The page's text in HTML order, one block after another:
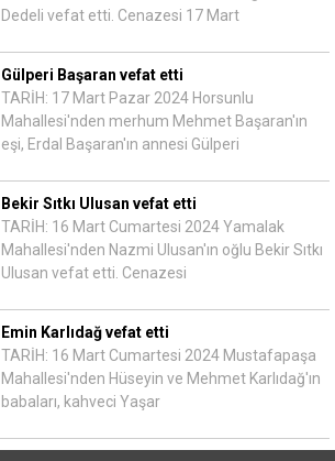
Dedeli vefat etti. Cenazesi 17 Mart
Gülperi Başaran vefat etti
TARİH: 17 Mart Pazar 2024 Horsunlu
Mahallesi'nden merhum Mehmet Başaran'ın
eşi, Erdal Başaran'ın annesi Gülperi
Bekir Sıtkı Ulusan vefat etti
TARİH: 16 Mart Cumartesi 2024 Yamalak
Mahallesi'nden Nazmi Ulusan'ın oğlu Bekir Sıtkı
Ulusan vefat etti. Cenazesi
Emin Karlıdağ vefat etti
TARİH: 16 Mart Cumartesi 2024 Mustafapaşa
Mahallesi'nden Hüseyin ve Mehmet Karlıdağ'ın
babaları, kahveci Yaşar